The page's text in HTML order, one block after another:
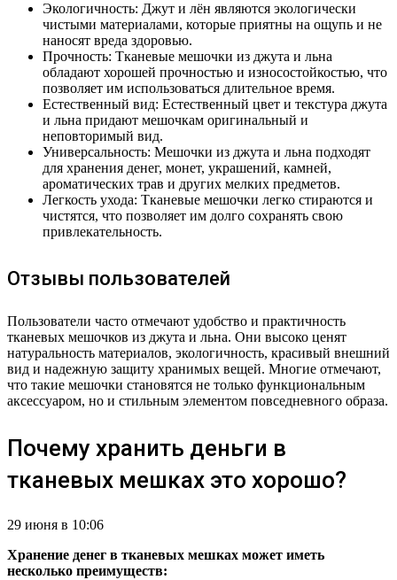
Экологичность: Джут и лён являются экологически
чистыми материалами, которые приятны на ощупь и не
наносят вреда здоровью.
Прочность: Тканевые мешочки из джута и льна
обладают хорошей прочностью и износостойкостью, что
позволяет им использоваться длительное время.
Естественный вид: Естественный цвет и текстура джута
и льна придают мешочкам оригинальный и
неповторимый вид.
Универсальность: Мешочки из джута и льна подходят
для хранения денег, монет, украшений, камней,
ароматических трав и других мелких предметов.
Легкость ухода: Тканевые мешочки легко стираются и
чистятся, что позволяет им долго сохранять свою
привлекательность.
Отзывы пользователей
Пользователи часто отмечают удобство и практичность
тканевых мешочков из джута и льна. Они высоко ценят
натуральность материалов, экологичность, красивый внешний
вид и надежную защиту хранимых вещей. Многие отмечают,
что такие мешочки становятся не только функциональным
аксессуаром, но и стильным элементом повседневного образа.
Почему хранить деньги в
тканевых мешках это хорошо?
29 июня в 10:06
Хранение денег в тканевых мешках может иметь
несколько преимуществ: